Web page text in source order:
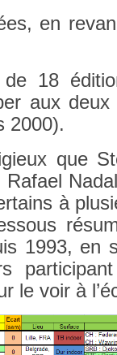
en
18
aux
2000).
que
à
1993, en
le voir à